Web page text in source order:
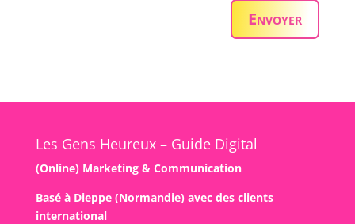
Envoyer
Les Gens Heureux – Guide Digital
(Online) Marketing & Communication
Basé à Dieppe (Normandie) avec des clients
international